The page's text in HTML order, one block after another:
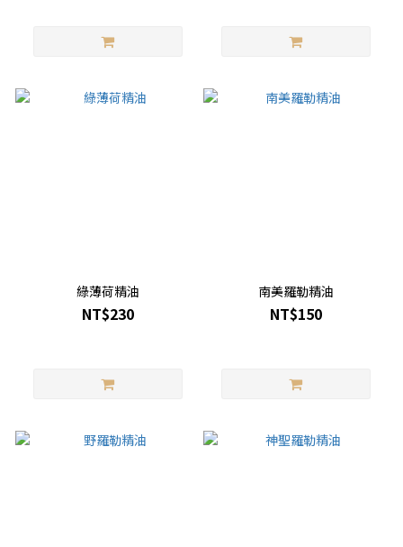
綠薄荷精油
NT$230
南美羅勒精油
NT$150